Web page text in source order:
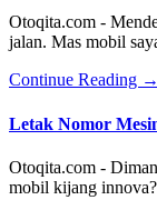
Otoqita.com -
jalan. Mas mobil
Continue Reading →
Letak Nomor
Otoqita.com -
mobil kijang